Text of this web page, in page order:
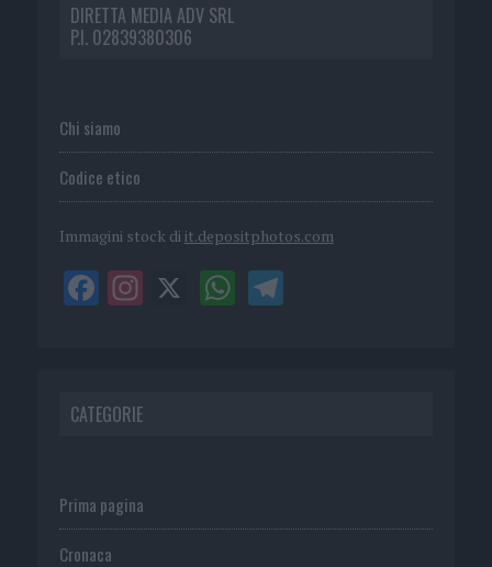
DIRETTA MEDIA ADV SRL
P.I. 02839380306
Chi siamo
Codice etico
Immagini stock di it.depositphotos.com
CATEGORIE
Prima pagina
Cronaca